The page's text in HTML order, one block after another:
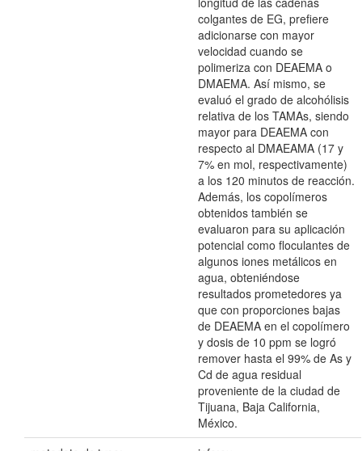
colgantes de EG, prefiere
adicionarse con mayor
velocidad cuando se
polimeriza con DEAEMA o
DMAEMA. Así mismo, se
evaluó el grado de alcohólisis
relativa de los TAMAs, siendo
mayor para DEAEMA con
respecto al DMAEAMA (17 y
7% en mol, respectivamente)
a los 120 minutos de reacción.
Además, los copolímeros
obtenidos también se
evaluaron para su aplicación
potencial como floculantes de
algunos iones metálicos en
agua, obteniéndose
resultados prometedores ya
que con proporciones bajas
de DEAEMA en el copolímero
y dosis de 10 ppm se logró
remover hasta el 99% de As y
Cd de agua residual
proveniente de la ciudad de
Tijuana, Baja California,
México.